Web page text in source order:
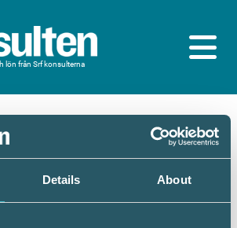
Details About
lön från Srf konsulterna
ingår för dig som är
till Srf konsulterna. Du loggar in
samma lösenord som du har på